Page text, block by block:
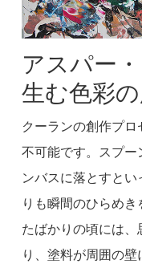
アスパー
生む色彩
クーランの創作プ
不可能です。スプー
ンバスに落とすと
りも瞬間のひらめ
たばかりの頃には
り、塗料が周囲の